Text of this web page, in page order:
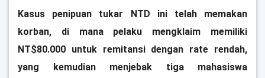
Kasus penipuan tukar NTD ini telah memakan
korban, di mana pelaku mengklaim memiliki
NT$80.000 untuk remitansi dengan rate rendah,
yang kemudian menjebak tiga mahasiswa